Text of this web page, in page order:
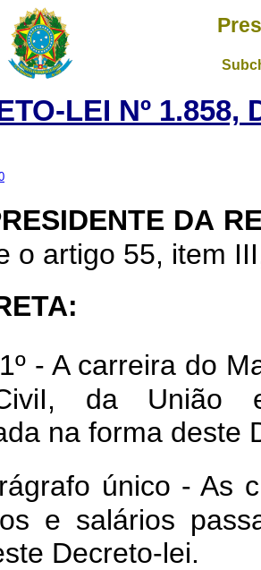
LEI Nº 1.858,
DA
o artigo 55, item
- A carreira do
da União
na forma deste
único - As
e salários
Decreto-lei.